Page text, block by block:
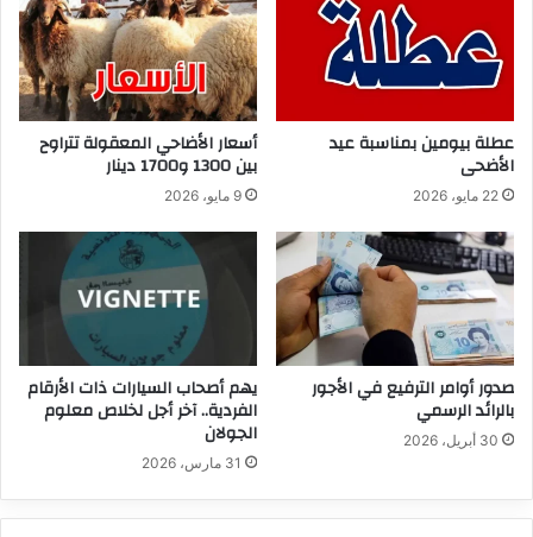
عطلة بيومين بمناسبة عيد
الأضحى
22 مايو، 2026
أسعار الأضاحي المعقولة تتراوح
بين 1300 و1700 دينار
9 مايو، 2026
صدور أوامر الترفيع في الأجور
بالرائد الرسمي
30 أبريل، 2026
يهم أصحاب السيارات ذات الأرقام
الفردية.. آخر أجل لخلاص معلوم
الجولان
31 مارس، 2026